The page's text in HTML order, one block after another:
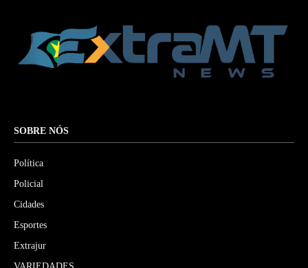
SOBRE NÓS
Política
Policial
Cidades
Esportes
Extrajur